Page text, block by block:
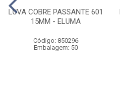
LUVA COBRE PASSANTE 601
15MM - ELUMA
Código: 850296
Embalagem: 50